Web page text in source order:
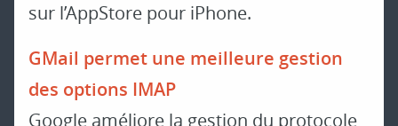
sur l’AppStore pour iPhone.
GMail permet une meilleure gestion
des options IMAP
Google améliore la gestion du protocole